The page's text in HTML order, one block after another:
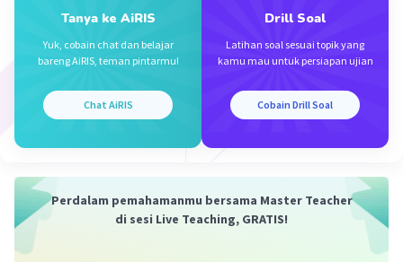
Tanya ke AiRIS
Yuk, cobain chat dan belajar
bareng AiRIS, teman pintarmu!
Chat AiRIS
Drill Soal
Latihan soal sesuai topik yang
kamu mau untuk persiapan ujian
Cobain Drill Soal
Perdalam pemahamanmu bersama Master Teacher
di sesi Live Teaching, GRATIS!